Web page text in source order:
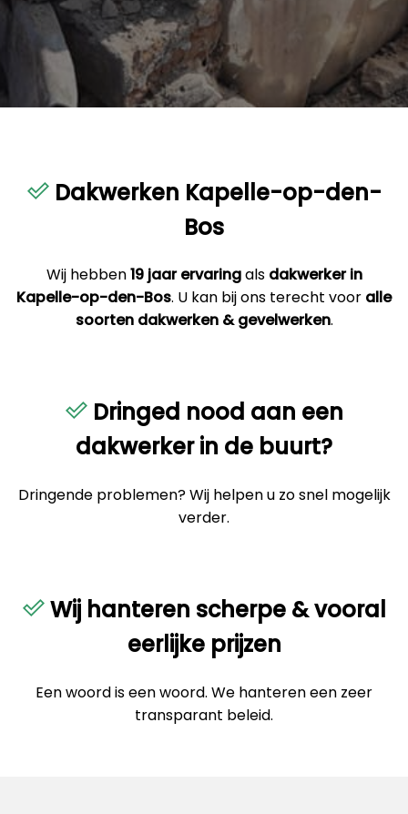
Dakwerken Kapelle-op-den-
Bos
Wij hebben19 jaar ervaringals dakwerker in
Kapelle-op-den-Bos. U kan bij ons terecht voor alle
soorten dakwerken & gevelwerken.
Dringed nood aan een
dakwerker in de buurt?
Dringende problemen? Wij helpen u zo snel mogelijk
verder.
Wij hanteren scherpe & vooral
eerlijke prijzen
Een woord is een woord. We hanteren een zeer
transparant beleid.